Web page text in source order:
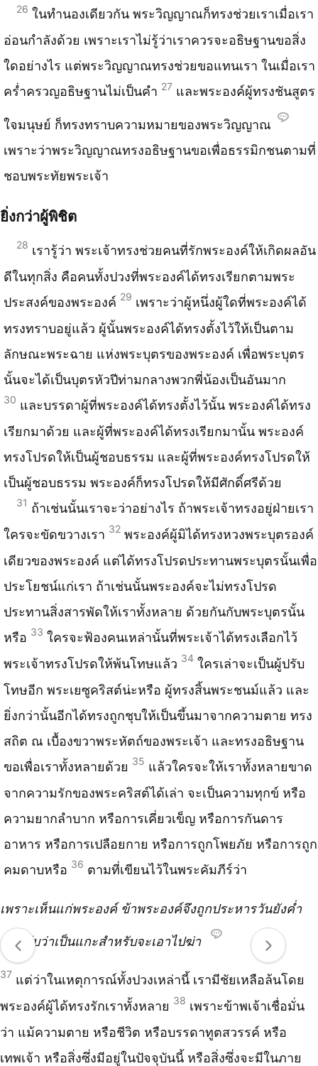
26 ในทำนองเดียวกัน พระวิญญาณก็ทรงช่วยเราเมื่อเรา
อ่อนกำลังด้วย เพราะเราไม่รู้ว่าเราควรจะอธิษฐานขอสิ่ง
ใดอย่างไร แต่พระวิญญาณทรงช่วยขอแทนเรา ในเมื่อเรา
คร่ำครวญอธิษฐานไม่เป็นคำ 27 และพระองค์ผู้ทรงชันสูตร
ใจมนุษย์ ก็ทรงทราบความหมายของพระวิญญาณ
เพราะว่าพระวิญญาณทรงอธิษฐานขอเพื่อธรรมิกชนตามที่
ชอบพระทัยพระเจ้า
ยิ่งกว่าผู้พิชิต
28 เรารู้ว่า พระเจ้าทรงช่วยคนที่รักพระองค์ให้เกิดผลอัน
ดีในทุกสิ่ง คือคนทั้งปวงที่พระองค์ได้ทรงเรียกตามพระ
ประสงค์ของพระองค์ 29 เพราะว่าผู้หนึ่งผู้ใดที่พระองค์ได้
ทรงทราบอยู่แล้ว ผู้นั้นพระองค์ได้ทรงตั้งไว้ให้เป็นตาม
ลักษณะพระฉาย แห่งพระบุตรของพระองค์ เพื่อพระบุตร
นั้นจะได้เป็นบุตรหัวปีท่ามกลางพวกพี่น้องเป็นอันมาก
30 และบรรดาผู้ที่พระองค์ได้ทรงตั้งไว้นั้น พระองค์ได้ทรง
เรียกมาด้วย และผู้ที่พระองค์ได้ทรงเรียกมานั้น พระองค์
ทรงโปรดให้เป็นผู้ชอบธรรม และผู้ที่พระองค์ทรงโปรดให้
เป็นผู้ชอบธรรม พระองค์ก็ทรงโปรดให้มีศักดิ์ศรีด้วย
31 ถ้าเช่นนั้นเราจะว่าอย่างไร ถ้าพระเจ้าทรงอยู่ฝ่ายเรา
ใครจะขัดขวางเรา 32 พระองค์ผู้มิได้ทรงหวงพระบุตรองค์
เดียวของพระองค์ แต่ได้ทรงโปรดประทานพระบุตรนั้นเพื่อ
ประโยชน์แก่เรา ถ้าเช่นนั้นพระองค์จะไม่ทรงโปรด
ประทานสิ่งสารพัดให้เราทั้งหลาย ด้วยกันกับพระบุตรนั้น
หรือ 33 ใครจะฟ้องคนเหล่านั้นที่พระเจ้าได้ทรงเลือกไว้
พระเจ้าทรงโปรดให้พ้นโทษแล้ว 34 ใครเล่าจะเป็นผู้ปรับ
โทษอีก พระเยซูคริสต์น่ะหรือ ผู้ทรงสิ้นพระชนม์แล้ว และ
ยิ่งกว่านั้นอีกได้ทรงถูกชุบให้เป็นขึ้นมาจากความตาย ทรง
สถิต ณ เบื้องขวาพระหัตถ์ของพระเจ้า และทรงอธิษฐาน
ขอเพื่อเราทั้งหลายด้วย 35 แล้วใครจะให้เราทั้งหลายขาด
จากความรักของพระคริสต์ได้เล่า จะเป็นความทุกข์ หรือ
ความยากลำบาก หรือการเคี่ยวเข็ญ หรือการกันดาร
อาหาร หรือการเปลือยกาย หรือการถูกโพยภัย หรือการถูก
คมดาบหรือ 36 ตามที่เขียนไว้ในพระคัมภีร์ว่า
เพราะเห็นแก่พระองค์ ข้าพระองค์จึงถูกประหารวันยังค่ำ
และนับว่าเป็นแกะสำหรับจะเอาไปฆ่า
37 แต่ว่าในเหตุการณ์ทั้งปวงเหล่านี้ เรามีชัยเหลือล้นโดย
พระองค์ผู้ได้ทรงรักเราทั้งหลาย 38 เพราะข้าพเจ้าเชื่อมั่น
ว่า แม้ความตาย หรือชีวิต หรือบรรดาทูตสวรรค์ หรือ
เทพเจ้า หรือสิ่งซึ่งมีอยู่ในปัจจุบันนี้ หรือสิ่งซึ่งจะมีในภาย